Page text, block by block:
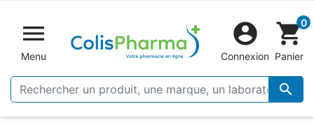

Menu


Connexion
shopping_cart0
Panier